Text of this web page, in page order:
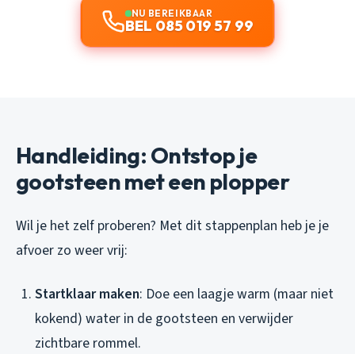
NU BEREIKBAAR
BEL 085 019 57 99
Handleiding: Ontstop je
gootsteen met een plopper
Wil je het zelf proberen? Met dit stappenplan heb je je
afvoer zo weer vrij:
Startklaar maken: Doe een laagje warm (maar niet
kokend) water in de gootsteen en verwijder
zichtbare rommel.